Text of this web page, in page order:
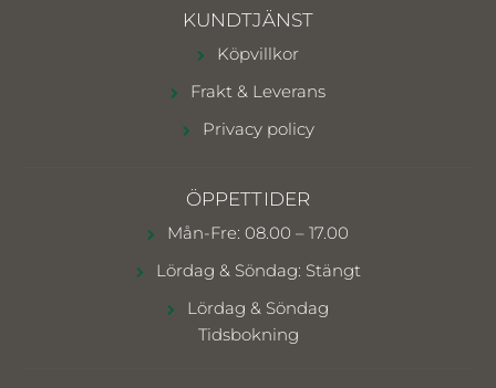
KUNDTJÄNST
Köpvillkor
Frakt & Leverans
Privacy policy
ÖPPETTIDER
Mån-Fre: 08.00 – 17.00
Lördag & Söndag: Stängt
Lördag & Söndag
Tidsbokning